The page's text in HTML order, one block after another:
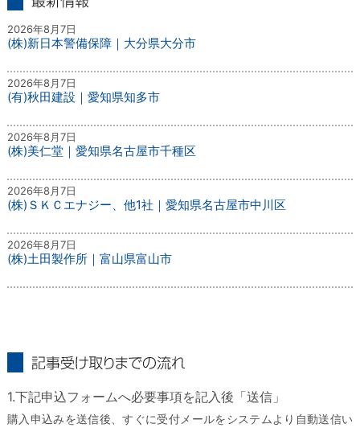
2026年8月7日
(株)新日本警備保障｜大分県大分市
2026年8月7日
(有)秋田建設｜愛知県知多市
2026年8月7日
(株)美仁堂｜愛知県名古屋市千種区
2026年8月7日
(株)ＳＫＣエナジー、他1社｜愛知県名古屋市中川区
2026年8月7日
(株)土田製作所｜富山県富山市
1.下記申込フォームへ必要事項を記入後「送信」
購入申込みを送信後、すぐに受付メールをシステムより自動送信い